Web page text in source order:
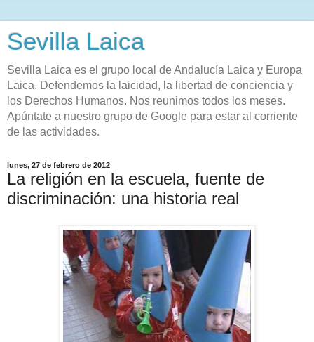
Sevilla Laica
Sevilla Laica es el grupo local de Andalucía Laica y Europa
Laica. Defendemos la laicidad, la libertad de conciencia y
los Derechos Humanos. Nos reunimos todos los meses.
Apúntate a nuestro grupo de Google para estar al corriente
de las actividades.
lunes, 27 de febrero de 2012
La religión en la escuela, fuente de
discriminación: una historia real